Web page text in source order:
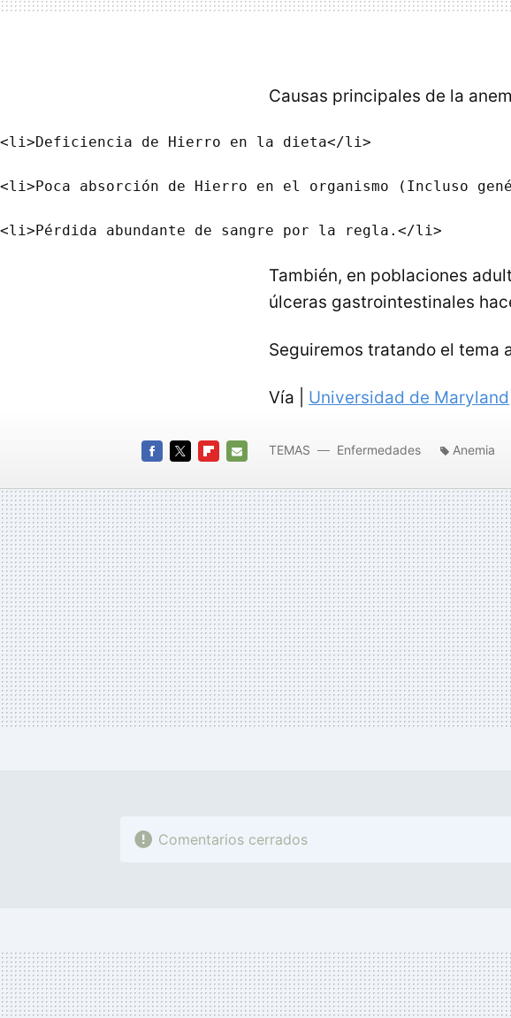
Causas principales de la
<li>Deficiencia de Hierro en la dieta</li>
<li>Poca absorción de Hierro en el organismo (Incluso
También, en poblaciones
úlceras gastrointestinales
Seguiremos tratando el tema
Vía | Universidad de Maryland
MAIL
TEMAS Enfermedades Anemia
Comentarios cerrados